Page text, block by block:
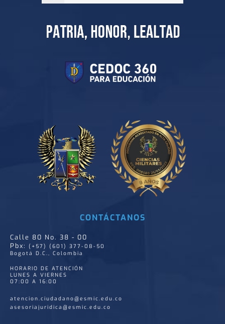
CONTÁCTANOS
Calle 80 No. 38 - 00
Pbx:
(+57) (601) 377-08-50
Bogotá D.C., Colombia
HORARIO DE ATENCIÓN
LUNES A VIERNES
07:00 A 16:00
atencion.ciudadano@esmic.edu.co
asesoriajuridica@esmic.edu.co